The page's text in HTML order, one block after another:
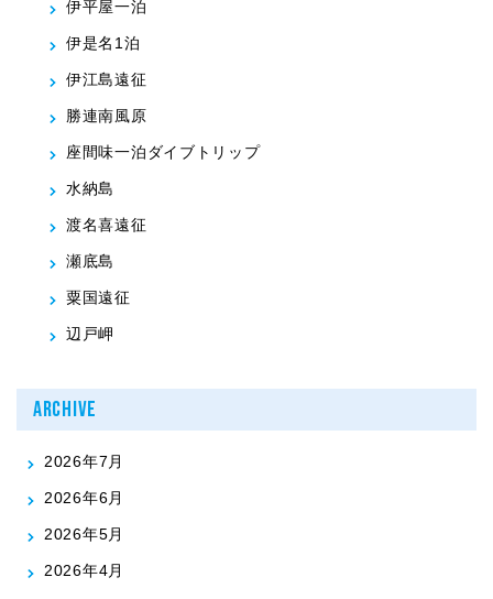
伊平屋一泊
伊是名1泊
伊江島遠征
勝連南風原
座間味一泊ダイブトリップ
水納島
渡名喜遠征
瀬底島
粟国遠征
辺戸岬
ARCHIVE
2026年7月
2026年6月
2026年5月
2026年4月